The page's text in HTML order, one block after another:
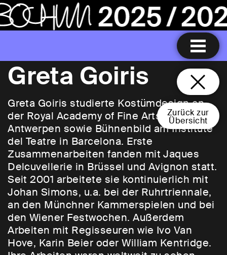
Zurück zur
Übersicht
Greta Goiris
Greta Goiris studierte Kostümdesign an
der Royal Academy of Fine Arts in
Antwerpen sowie Bühnenbild am Institute
del Teatre in Barcelona. Erste
Zusammenarbeiten fanden mit Jaques
Delcuvellerie in Brüssel und Avignon statt.
Seit 2001 arbeitete sie kontinuierlich mit
Johan Simons, u.a. bei der Ruhrtriennale,
an den Münchner Kammerspielen und bei
den Wiener Festwochen. Außerdem
Arbeiten mit Regisseuren wie Ivo Van
Hove, Karin Beier oder William Kentridge.